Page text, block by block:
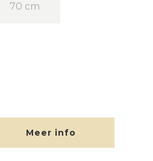
70 cm
Meer info